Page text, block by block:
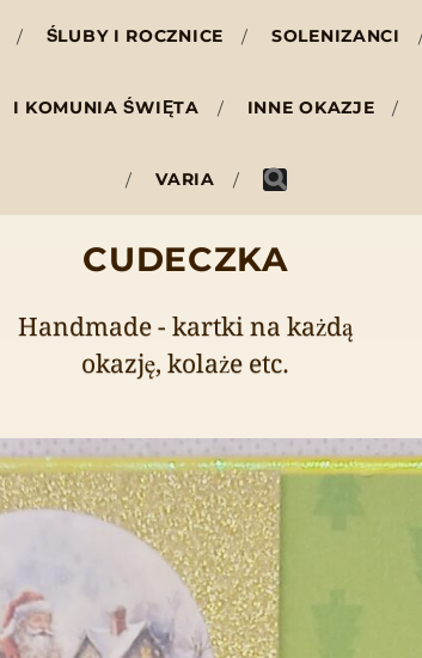
ŚLUBY I ROCZNICE SOLENIZANCI
I KOMUNIA ŚWIĘTA INNE OKAZJE
VARIA
CUDECZKA
Handmade - kartki na każdą
okazję, kolaże etc.